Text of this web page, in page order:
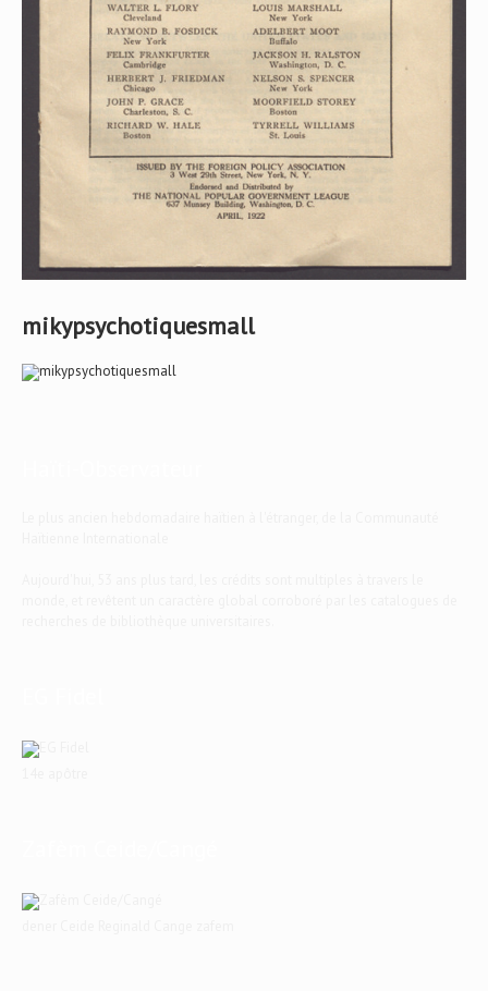
mikypsychotiquesmall